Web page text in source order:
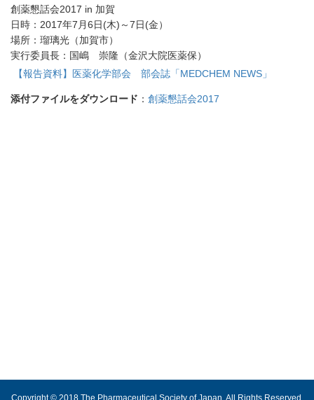
創薬懇話会2017 in 加賀
日時：2017年7月6日(木)～7日(金）
場所：瑠璃光（加賀市）
実行委員長：国嶋 崇隆（金沢大院医薬保）
【報告資料】医薬化学部会 部会誌「MEDCHEM NEWS」
添付ファイルをダウンロード ： 創薬懇話会2017
Copyright © 2018 The Pharmaceutical Society of Japan. All Rights Reserved.